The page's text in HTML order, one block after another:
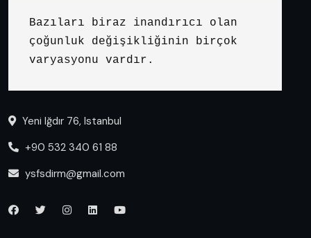
Bazıları biraz inandırıcı olan
çoğunluk değişikliğinin birçok
varyasyonu vardır.
Yeni Iğdır 76, Istanbul
+90 532 340 61 88
ysfsdirm@gmail.com